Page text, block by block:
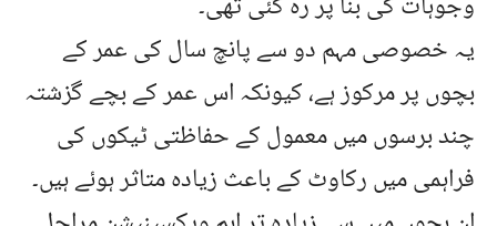
یہ خصوصی مہم دو سے پانچ سال کی عمر کے
بچوں پر مرکوز ہے، کیونکہ اس عمر کے بچے گزشتہ
چند برسوں میں معمول کے حفاظتی ٹیکوں کی
فراہمی میں رکاوٹ کے باعث زیادہ متاثر ہوئے ہیں۔